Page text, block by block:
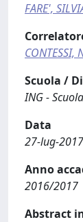
FARE',
CONTESSI,
Scuola /
ING -
Data
27-lug-2017
Anno
2016/2017
Abstract